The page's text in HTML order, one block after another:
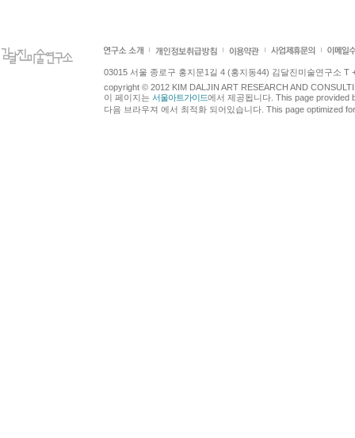
03015 서울 종로구 홍지문1길 4 (홍지동44) 김달진미술연구소 T
copyright © 2012 KIM DALJIN ART RESEARCH AND
이 페이지는 서울아트가이드에서 제공됩니다. This page provided
다음 브라우져 에서 최적화 되어있습니다. This page optimized